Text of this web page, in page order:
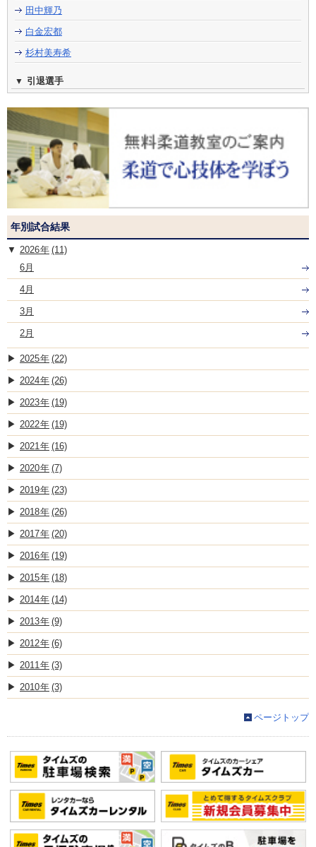
田中輝乃
白金宏都
杉村美寿希
引退選手
年別試合結果
2026
(11)
6月
4月
3月
2月
2025 (22)
2024 (26)
2023 (19)
2022 (19)
2021 (16)
2020 (7)
2019 (23)
2018 (26)
2017 (20)
2016 (19)
2015 (18)
2014 (14)
2013 (9)
2012 (6)
2011 (3)
2010 (3)
ページトップ